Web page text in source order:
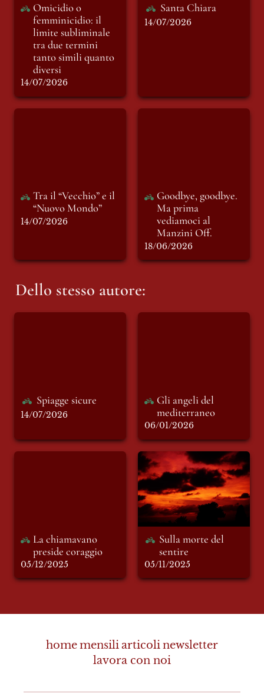
Omicidio o
femminicidio: il
limite subliminale
tra due termini
tanto simili quanto
diversi
14/07/2026
Santa Chiara
14/07/2026
Tra il “Vecchio” e il
Tra il “Vecchio” e il
“Nuovo Mondo”
14/07/2026
Goodbye, goodbye.
Goodbye, goodbye.
Ma prima
vediamoci al
Manzini Off.
18/06/2026
Dello stesso autore:
Spiagge sicure
14/07/2026
Gli angeli del
mediterraneo
06/01/2026
La chiamavano
preside coraggio
05/12/2025
Sulla morte del
sentire
Sulla morte del
sentire
05/11/2025
homemensiliarticolinewsletter
lavora con noi